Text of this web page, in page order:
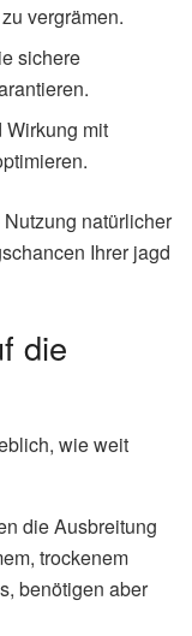
vergrämen.
sichere
Wirkung mit
natürlicher
Ihrer jagd
die
wie weit
die Ausbreitung
trockenem
benötigen aber